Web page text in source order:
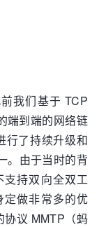
我们基于 TCP
端到端的网络链
行了持续升级和
。由于当时的背
支持双向全双工
定做非常多的优
协议 MMTP（蚂